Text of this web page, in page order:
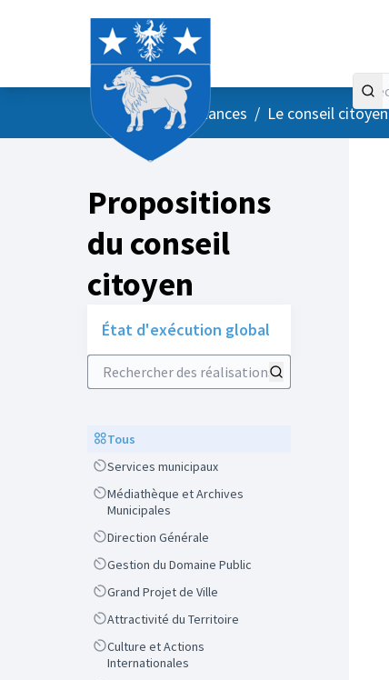
AccueilMenu principal
/ Vos instances / Le conseil citoyen
Propositions
du conseil
citoyen
État d'exécution global
Rechercher des réalisations
ScopeTous
ScopeServices municipaux
Scope
Médiathèque et Archives
Municipales
ScopeDirection Générale
ScopeGestion du Domaine Public
ScopeGrand Projet de Ville
ScopeAttractivité du Territoire
Scope
Culture et Actions
Internationales